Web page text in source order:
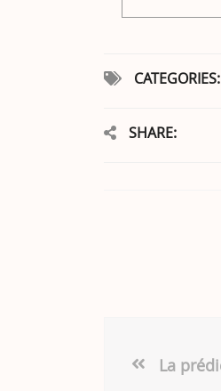
CATEGORIES:
SHARE: